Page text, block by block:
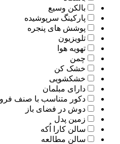
بالکن وسیع
پارکینگ سرپوشیده
پوشش های پنجره
تلویزیون
تهویه هوا
چمن
خشک کن
خشکشویی
دارای مبلمان
دکور متناسب با صنف
دوش در فضای باز
زمین پدل
سالن کارا اُکه
سالن مطالعه